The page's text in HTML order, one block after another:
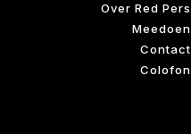
Over Red Pers
Meedoen
Contact
Colofon